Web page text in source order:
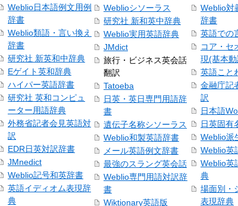
Weblio日本語例文用例
辞書
Weblio類語・言い換え
辞書
研究社 新英和中辞典
Eゲイト英和辞典
ハイパー英語辞書
研究社 英和コンピュ
ーター用語辞典
外務省記者会見英語対
訳
EDR日英対訳辞書
JMnedict
Weblio記号和英辞書
英語イディオム表現辞
典
Weblioシソーラス
研究社 新和英中辞典
Weblio実用英語辞典
JMdict
旅行・ビジネス英会話
翻訳
Tatoeba
日英・英日専門用語辞
書
遺伝子名称シソーラス
Weblio和製英語辞書
メール英語例文辞書
最強のスラング英会話
Weblio専門用語対訳辞
書
Wiktionary英語版
Weblio対
辞書
英語での
コア・セ
現(基本
英語こと
金融庁記
訳
日本語
日英固有
Weblio派
Weblio英
Weblio英
典
場面別・
表現辞典